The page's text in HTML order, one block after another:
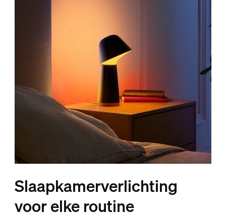
Slaapkamerverlichting
voor elke routine